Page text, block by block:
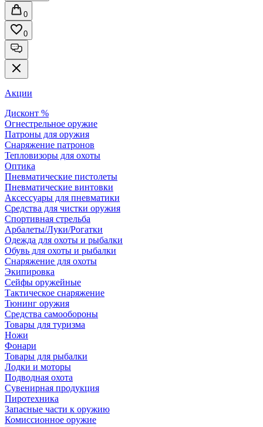
0
0
Акции
Дисконт %
Огнестрельное оружие
Патроны для оружия
Снаряжение патронов
Тепловизоры для охоты
Оптика
Пневматические пистолеты
Пневматические винтовки
Аксессуары для пневматики
Средства для чистки оружия
Спортивная стрельба
Арбалеты/Луки/Рогатки
Одежда для охоты и рыбалки
Обувь для охоты и рыбалки
Снаряжение для охоты
Экипировка
Сейфы оружейные
Тактическое снаряжение
Тюнинг оружия
Средства самообороны
Товары для туризма
Ножи
Фонари
Товары для рыбалки
Лодки и моторы
Подводная охота
Сувенирная продукция
Пиротехника
Запасные части к оружию
Комиссионное оружие